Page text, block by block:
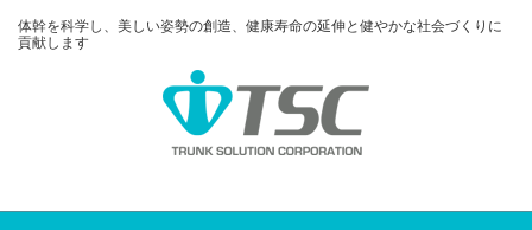
体幹を科学し、美しい姿勢の創造、健康寿命の延伸と健やかな社会づくりに
貢献します